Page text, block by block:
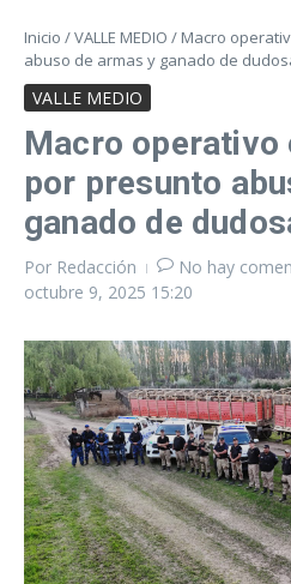
Inicio /VALLE MEDIO / Macro
abuso de armas y ganado de
VALLE MEDIO
Macro operativo
por presunto
ganado de
Por Redacción
No hay
octubre 9, 2025 15:20